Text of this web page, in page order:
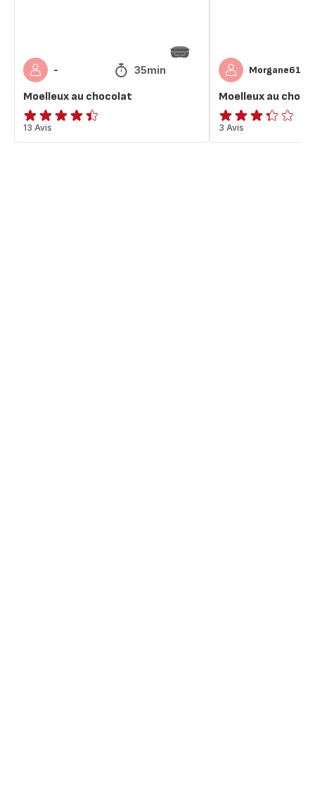
- 35min
Moelleux au chocolat
ratings.4.4
13 Avis
Morgane61
Moelleux au
ratings.3.3
3 Avis